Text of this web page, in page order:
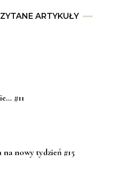
ARTYKUŁY
#11
na nowy tydzień #15